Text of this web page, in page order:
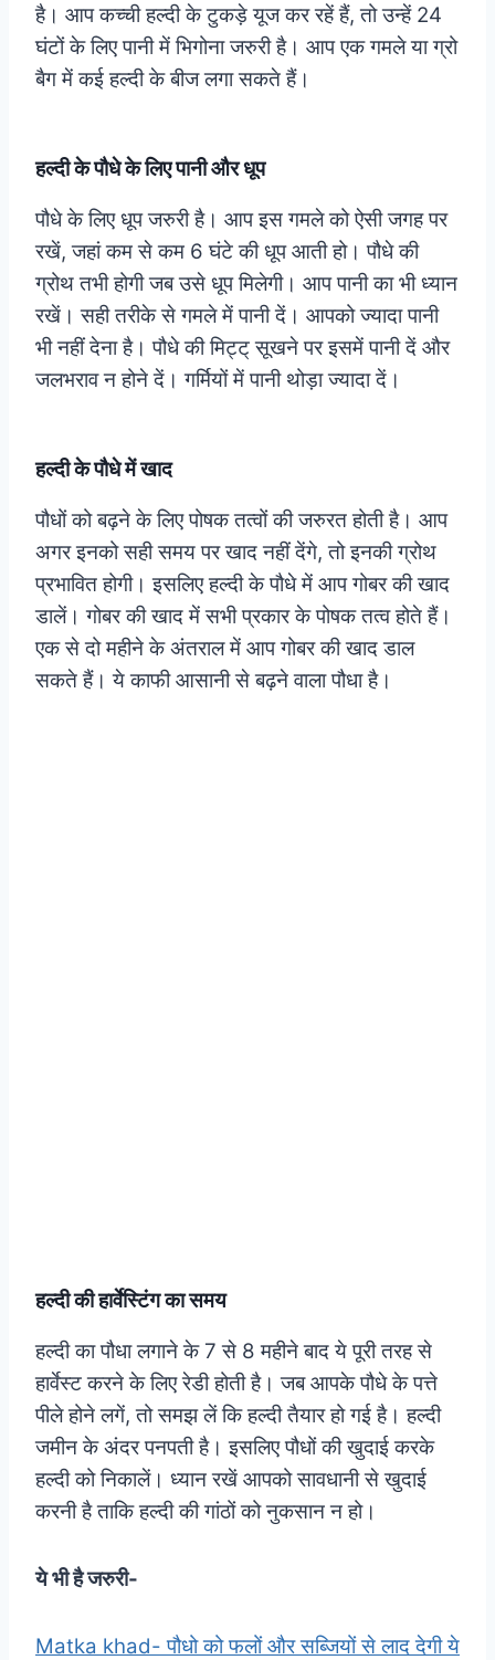
है। आप कच्ची हल्दी के टुकड़े यूज कर रहें हैं, तो उन्हें 24
घंटों के लिए पानी में भिगोना जरुरी है। आप एक गमले या ग्रो
बैग में कई हल्दी के बीज लगा सकते हैं।
हल्दी के पौधे के लिए पानी और धूप
पौधे के लिए धूप जरुरी है। आप इस गमले को ऐसी जगह पर
रखें, जहां कम से कम 6 घंटे की धूप आती हो। पौधे की
ग्रोथ तभी होगी जब उसे धूप मिलेगी। आप पानी का भी ध्यान
रखें। सही तरीके से गमले में पानी दें। आपको ज्यादा पानी
भी नहीं देना है। पौधे की मिट्ट् सूखने पर इसमें पानी दें और
जलभराव न होने दें। गर्मियों में पानी थोड़ा ज्यादा दें।
हल्दी के पौधे में खाद
पौधों को बढ़ने के लिए पोषक तत्वों की जरुरत होती है। आप
अगर इनको सही समय पर खाद नहीं देंगे, तो इनकी ग्रोथ
प्रभावित होगी। इसलिए हल्दी के पौधे में आप गोबर की खाद
डालें। गोबर की खाद में सभी प्रकार के पोषक तत्व होते हैं।
एक से दो महीने के अंतराल में आप गोबर की खाद डाल
सकते हैं। ये काफी आसानी से बढ़ने वाला पौधा है।
हल्दी की हार्वेस्टिंग का समय
हल्दी का पौधा लगाने के 7 से 8 महीने बाद ये पूरी तरह से
हार्वेस्ट करने के लिए रेडी होती है। जब आपके पौधे के पत्ते
पीले होने लगें, तो समझ लें कि हल्दी तैयार हो गई है। हल्दी
जमीन के अंदर पनपती है। इसलिए पौधों की खुदाई करके
हल्दी को निकालें। ध्यान रखें आपको सावधानी से खुदाई
करनी है ताकि हल्दी की गांठों को नुकसान न हो।
ये भी है जरुरी-
Matka khad- पौधो को फलों और सब्जियों से लाद देगी ये